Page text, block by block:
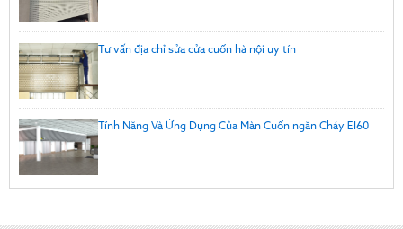
Tư vấn địa chỉ sửa cửa cuốn hà nội uy tín
Tính Năng Và Ứng Dụng Của Màn Cuốn ngăn Cháy EI60